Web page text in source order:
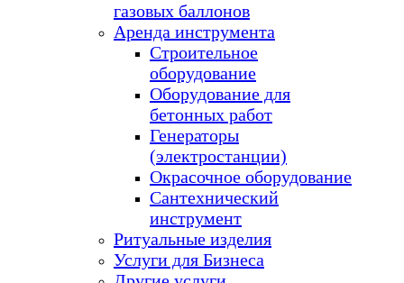
газовых баллонов
Аренда инструмента
Строительное
оборудование
Оборудование для
бетонных работ
Генераторы
(электростанции)
Окрасочное оборудование
Сантехнический
инструмент
Ритуальные изделия
Услуги для Бизнеса